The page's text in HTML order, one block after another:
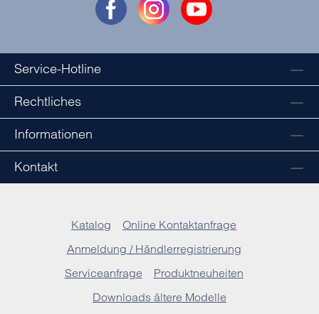
Service-Hotline
Rechtliches
Informationen
Kontakt
Katalog
Online Kontaktanfrage
Anmeldung / Händlerregistrierung
Serviceanfrage
Produktneuheiten
Downloads ältere Modelle